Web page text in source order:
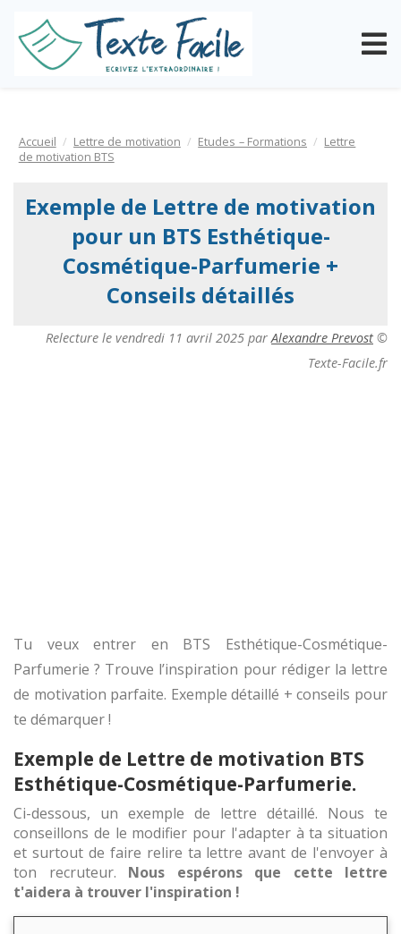
Accueil Lettre de motivation Etudes – Formations
Lettre
de motivation BTS
Exemple de Lettre de motivation
pour un BTS Esthétique-
Cosmétique-Parfumerie +
Conseils détaillés
Relecture le vendredi 11 avril 2025 parAlexandre Prevost ©
Texte-Facile.fr
Tu veux entrer en BTS Esthétique-Cosmétique-
Parfumerie ? Trouve l’inspiration pour rédiger la lettre
de motivation parfaite. Exemple détaillé + conseils pour
te démarquer !
Exemple de Lettre de motivation BTS
Esthétique-Cosmétique-Parfumerie.
Ci-dessous, un exemple de lettre détaillé. Nous te
conseillons de le modifier pour l'adapter à ta situation
et surtout de faire relire ta lettre avant de l'envoyer à
ton recruteur. Nous espérons que cette lettre
t'aidera à trouver l'inspiration !